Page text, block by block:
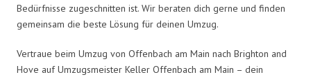
Bedürfnisse zugeschnitten ist. Wir beraten dich gerne und finden
gemeinsam die beste Lösung für deinen Umzug.
Vertraue beim Umzug von Offenbach am Main nach Brighton and
Hove auf Umzugsmeister Keller Offenbach am Main – dein